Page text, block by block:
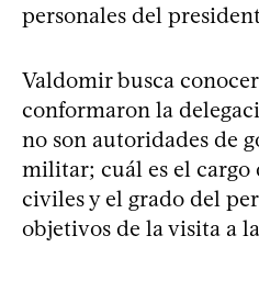
personales del
Valdomir busca
conformaron la
no son autoridades de
militar; cuál es el cargo
civiles y el grado del
objetivos de la visita a